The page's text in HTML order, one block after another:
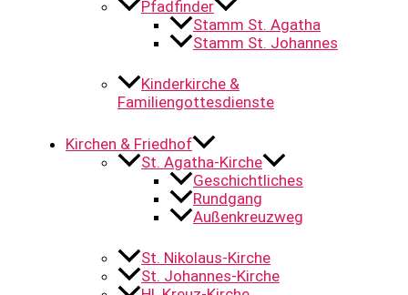
Pfadfinder
Stamm St. Agatha
Stamm St. Johannes
Kinderkirche &
Familiengottesdienste
Kirchen & Friedhof
St. Agatha-Kirche
Geschichtliches
Rundgang
Außenkreuzweg
St. Nikolaus-Kirche
St. Johannes-Kirche